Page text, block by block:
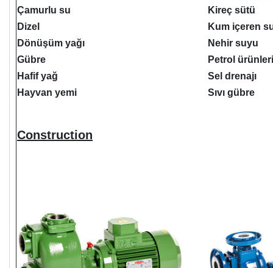
Çamurlu su
Dizel
Dönüşüm yağı
Gübre
Hafif yağ
Hayvan yemi
Kireç sütü
Kum içeren
Nehir suyu
Petrol ürünleri
Sel drenajı
Sıvı gübre
Construction